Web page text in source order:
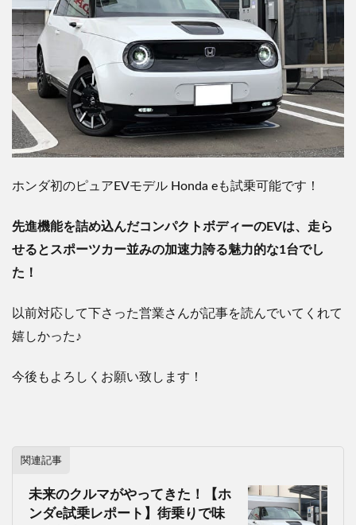
ホンダ初のピュア EVモデル Honda eも試乗可能です！
先進機能を詰め込んだコンパクトボディーのEVは、走ら
せるとスポーツカー並みの加速力誇る魅力的な1台でし
た！
以前対応して下さった営業さんが記事を読んでいてくれて
嬉しかった♪
今後もよろしくお願い致します！
関連記事
未来のクルマがやってきた！【ホ
ンダe試乗レポート】街乗りで味